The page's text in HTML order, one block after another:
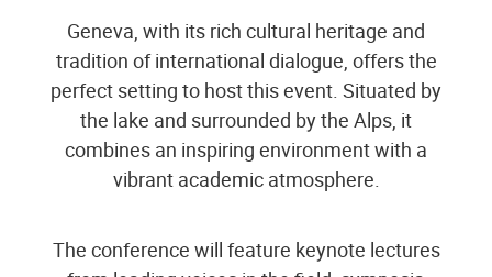
Geneva, with its rich cultural heritage and
tradition of international dialogue, offers the
perfect setting to host this event. Situated by
the lake and surrounded by the Alps, it
combines an inspiring environment with a
vibrant academic atmosphere.
The conference will feature keynote lectures